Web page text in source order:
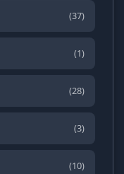
(37)
(1)
(28)
(3)
(10)